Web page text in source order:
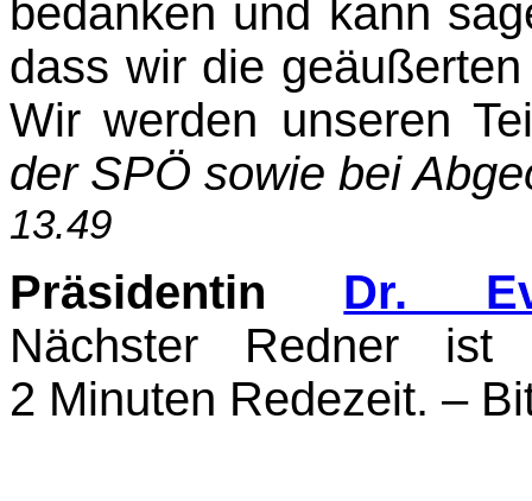
bedanken und kann
dass wir die
Wir werden unseren
der SPÖ sowie bei
13.49
Präsidentin Dr.
Nächster Redner ist
2 Minuten Redezeit. –